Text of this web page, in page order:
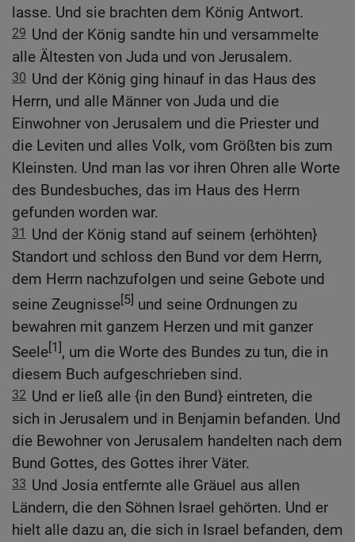
lasse. Und sie brachten dem König Antwort.
29 Und der König sandte hin und versammelte
alle Ältesten von Juda und von Jerusalem.
30 Und der König ging hinauf in das Haus des
Herrn, und alle Männer von Juda und die
Einwohner von Jerusalem und die Priester und
die Leviten und alles Volk, vom Größten bis zum
Kleinsten. Und man las vor ihren Ohren alle Worte
des Bundesbuches, das im Haus des Herrn
gefunden worden war.
31 Und der König stand auf seinem {erhöhten}
Standort und schloss den Bund vor dem Herrn,
dem Herrn nachzufolgen und seine Gebote und
seine Zeugnisse[5] und seine Ordnungen zu
bewahren mit ganzem Herzen und mit ganzer
Seele[1], um die Worte des Bundes zu tun, die in
diesem Buch aufgeschrieben sind.
32 Und er ließ alle {in den Bund} eintreten, die
sich in Jerusalem und in Benjamin befanden. Und
die Bewohner von Jerusalem handelten nach dem
Bund Gottes, des Gottes ihrer Väter.
33 Und Josia entfernte alle Gräuel aus allen
Ländern, die den Söhnen Israel gehörten. Und er
hielt alle dazu an, die sich in Israel befanden, dem